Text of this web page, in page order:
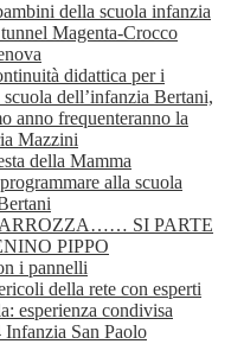
della scuola infanzia
Magenta-Crocco
didattica per i
dell’infanzia Bertani,
anno frequenteranno la
Mazzini
della Mamma
alla scuola
SI PARTE
PIPPO
i pannelli
della rete con esperti
esperienza condivisa
Infanzia San Paolo